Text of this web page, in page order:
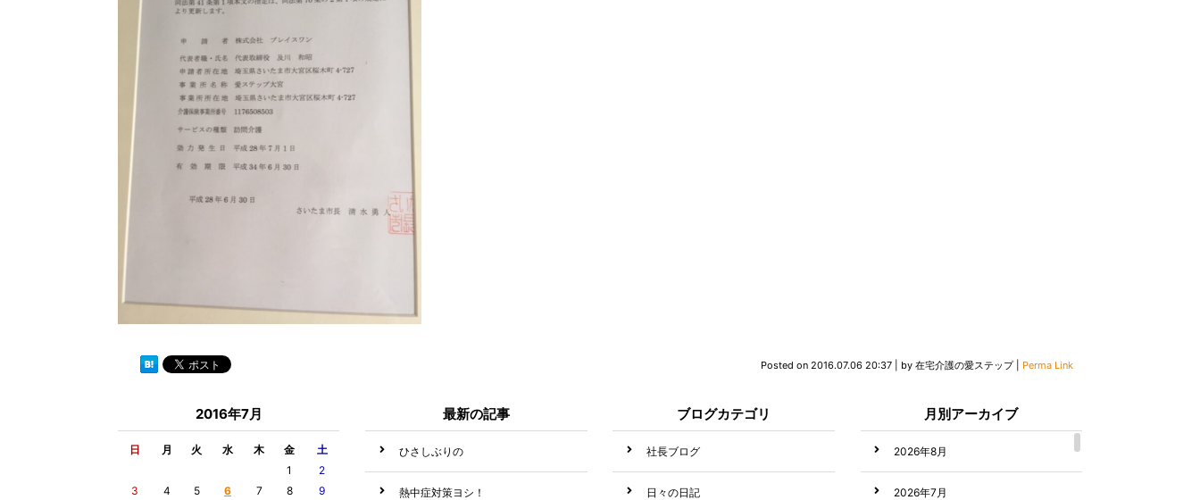
Posted on 2016.07.06 20:37| by 在宅介護の愛ステップ| Perma Link
2016年7月
日 月 火 水 木 金 土
1
2
3
4 5 6 7 8
9
最新の記事
ひさしぶりの
熱中症対策ヨシ！
ブログカテゴリ
社長ブログ
日々の日記
月別アーカイブ
2026年8月
2026年7月